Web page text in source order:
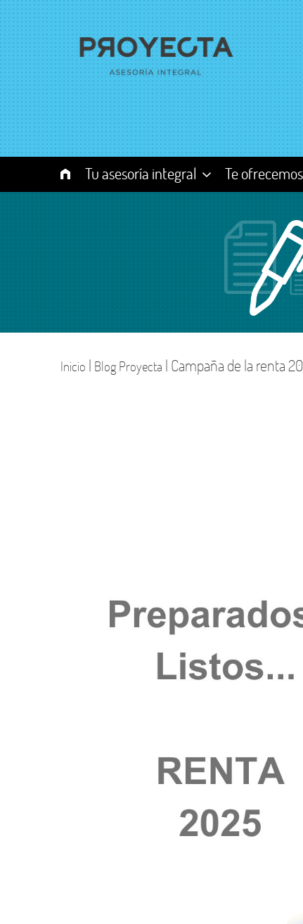
Tu asesoría integral
Quiénes somos
Únete a nosotros
Te ofrecemos
Asesoría y
nóminas
Nuevas
Inicio | Blog Proyecta | Campaña de la renta